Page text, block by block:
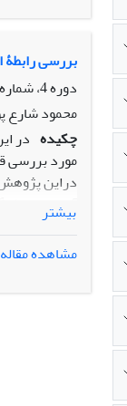
علاوه بر
اجتماعی غیر
بررسی رابطۀ
دوره 4، شماره 3، پاییز 1389، صفحه
محمود شارع
چکیده در
مورد بررسی
دراین پژوهش
آماری در نظر گرفته شدند و تعداد 457نفر از
نشان داد
متوسط، به
کمترین
داشتند.
بیشتر
مشاهده مقاله